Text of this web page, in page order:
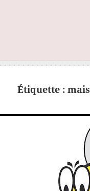
Étiquette :mais